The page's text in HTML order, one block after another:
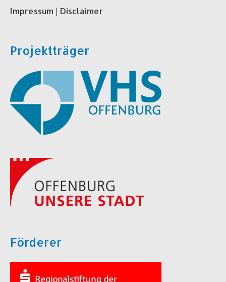
Impressum | Disclaimer
Projektträger
Förderer